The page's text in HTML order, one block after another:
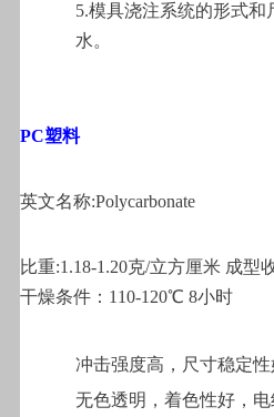
5.模具浇注系统的形式和
水。
PC塑料
英文名称:Polycarbonate
比重:1.18-1.20克/立方厘米 成型
干燥条件：110-120℃ 8小时
冲击强度高，尺寸稳定性
无色透明，着色性好，